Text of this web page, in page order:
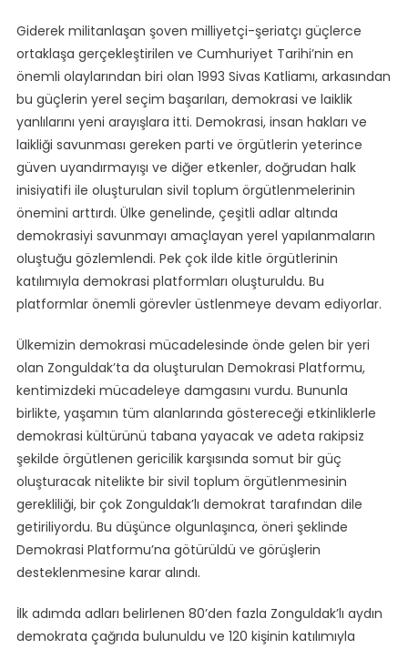
Giderek militanlaşan şoven milliyetçi-şeriatçı güçlerce
ortaklaşa gerçekleştirilen ve Cumhuriyet Tarihi’nin en
önemli olaylarından biri olan 1993 Sivas Katliamı, arkasından
bu güçlerin yerel seçim başarıları, demokrasi ve laiklik
yanlılarını yeni arayışlara itti. Demokrasi, insan hakları ve
laikliği savunması gereken parti ve örgütlerin yeterince
güven uyandırmayışı ve diğer etkenler, doğrudan halk
inisiyatifi ile oluşturulan sivil toplum örgütlenmelerinin
önemini arttırdı. Ülke genelinde, çeşitli adlar altında
demokrasiyi savunmayı amaçlayan yerel yapılanmaların
oluştuğu gözlemlendi. Pek çok ilde kitle örgütlerinin
katılımıyla demokrasi platformları oluşturuldu. Bu
platformlar önemli görevler üstlenmeye devam ediyorlar.
Ülkemizin demokrasi mücadelesinde önde gelen bir yeri
olan Zonguldak’ta da oluşturulan Demokrasi Platformu,
kentimizdeki mücadeleye damgasını vurdu. Bununla
birlikte, yaşamın tüm alanlarında göstereceği etkinliklerle
demokrasi kültürünü tabana yayacak ve adeta rakipsiz
şekilde örgütlenen gericilik karşısında somut bir güç
oluşturacak nitelikte bir sivil toplum örgütlenmesinin
gerekliliği, bir çok Zonguldak’lı demokrat tarafından dile
getiriliyordu. Bu düşünce olgunlaşınca, öneri şeklinde
Demokrasi Platformu’na götürüldü ve görüşlerin
desteklenmesine karar alındı.
İlk adımda adları belirlenen 80’den fazla Zonguldak’lı aydın
demokrata çağrıda bulunuldu ve 120 kişinin katılımıyla